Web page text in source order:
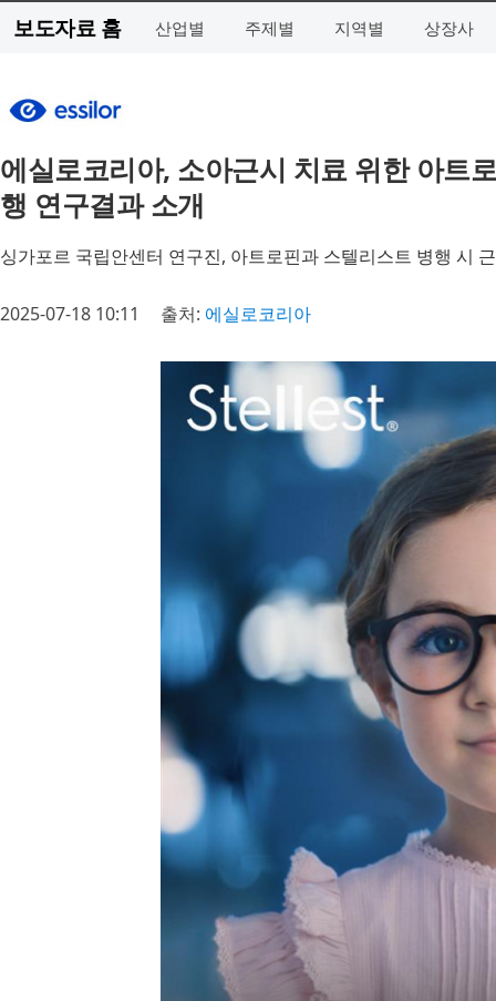
보도자료 홈 산업별 주제별 지역별 상장사
에실로코리아, 소아근시 치료 위한 아트
행 연구결과 소개
싱가포르 국립안센터 연구진, 아트로핀과 스텔리스트 병행 시
2025-07-18 10:11 출처: 에실로코리아